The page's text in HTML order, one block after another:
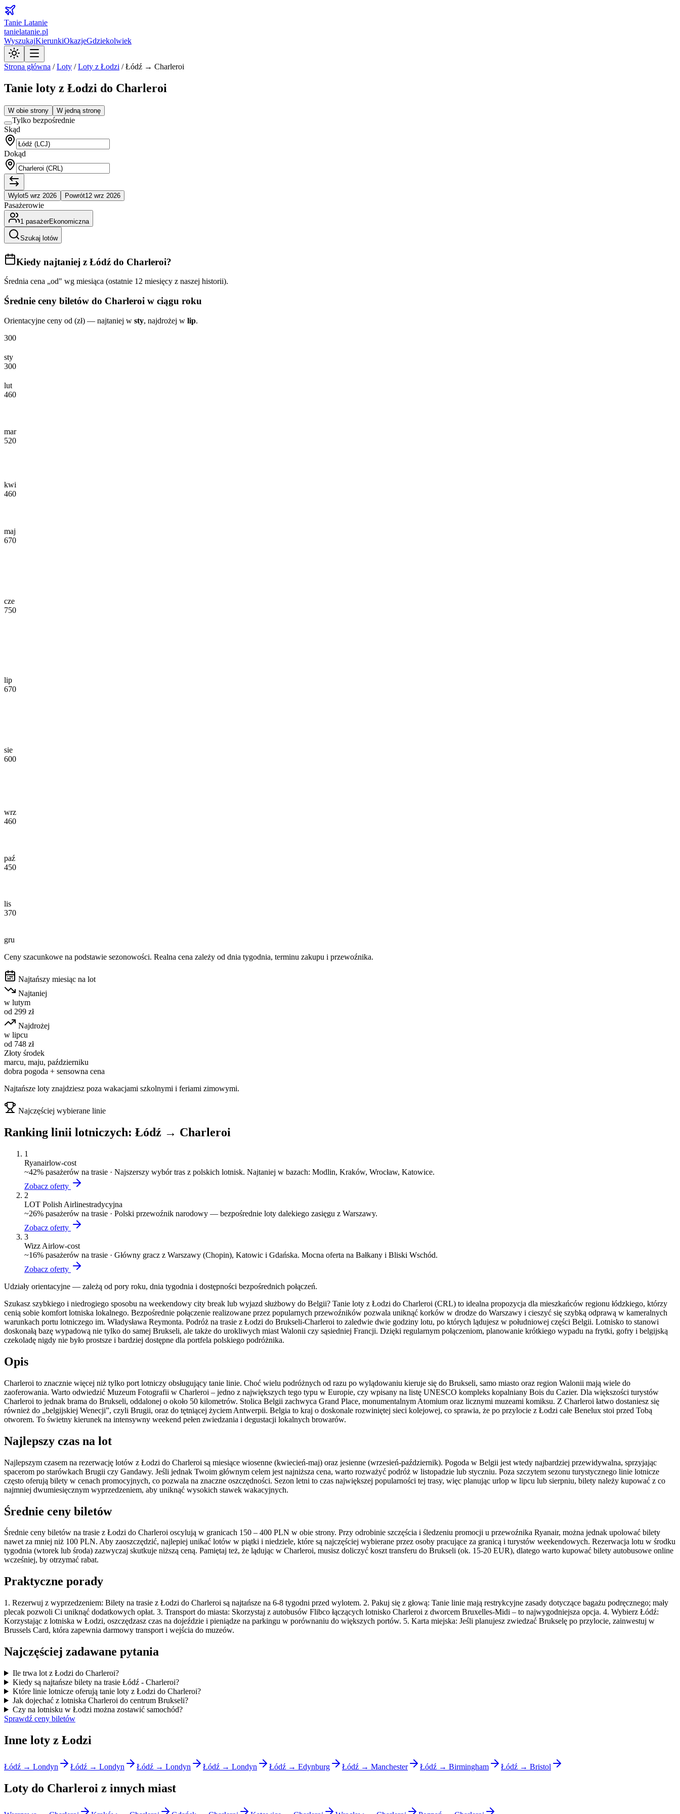
Tanie Latanie
tanielatanie.pl
WyszukajKierunkiOkazjeGdziekolwiek
Strona główna /Loty /Loty z Łodzi /Łódź → Charleroi
Tanie loty z Łodzi do Charleroi
W obie strony W jedną stronę
Tylko bezpośrednie
Skąd
Dokąd
Wylot5 wrz 2026 Powrót12 wrz 2026
Pasażerowie
1 pasażerEkonomiczna
Szukaj lotów
Kiedy najtaniej z Łódź do Charleroi?
Średnia cena „od" wg miesiąca (ostatnie 12 miesięcy z naszej historii).
Średnie ceny biletów do Charleroi w ciągu roku
Orientacyjne ceny od (zł) — najtaniej w sty, najdrożej w lip.
300
sty
300
lut
460
mar
520
kwi
460
maj
670
cze
750
lip
670
sie
600
wrz
460
paź
450
lis
370
gru
Ceny szacunkowe na podstawie sezonowości. Realna cena zależy od dnia tygodnia, terminu zakupu i przewoźnika.
Najtańszy miesiąc na lot
Najtaniej
w lutym
od 299 zł
Najdrożej
w lipcu
od 748 zł
Złoty środek
marcu, maju, październiku
dobra pogoda + sensowna cena
Najtańsze loty znajdziesz poza wakacjami szkolnymi i feriami zimowymi.
Najczęściej wybierane linie
Ranking linii lotniczych: Łódź → Charleroi
1
Ryanairlow-cost
~42% pasażerów na trasie · Najszerszy wybór tras z polskich lotnisk. Najtaniej w bazach: Modlin, Kraków, Wrocław, Katowice.
Zobacz oferty
2
LOT Polish Airlinestradycyjna
~26% pasażerów na trasie · Polski przewoźnik narodowy — bezpośrednie loty dalekiego zasięgu z Warszawy.
Zobacz oferty
3
Wizz Airlow-cost
~16% pasażerów na trasie · Główny gracz z Warszawy (Chopin), Katowic i Gdańska. Mocna oferta na Bałkany i Bliski Wschód.
Zobacz oferty
Udziały orientacyjne — zależą od pory roku, dnia tygodnia i dostępności bezpośrednich połączeń.
Szukasz szybkiego i niedrogiego sposobu na weekendowy city break lub wyjazd służbowy do Belgii? Tanie loty z Łodzi do Charleroi (CRL) to idealna propozycja dla mieszkańców regionu łódzkiego, którzy
cenią sobie komfort lotniska lokalnego. Bezpośrednie połączenie realizowane przez popularnych przewoźników pozwala uniknąć korków w drodze do Warszawy i cieszyć się szybką odprawą w kameralnych
warunkach portu lotniczego im. Władysława Reymonta. Podróż na trasie z Łodzi do Brukseli-Charleroi to zaledwie dwie godziny lotu, po których lądujesz w południowej części Belgii. Lotnisko to stanowi
doskonałą bazę wypadową nie tylko do samej Brukseli, ale także do urokliwych miast Walonii czy sąsiedniej Francji. Dzięki regularnym połączeniom, planowanie krótkiego wypadu na frytki, gofry i belgijską
czekoladę nigdy nie było prostsze i bardziej dostępne dla portfela polskiego podróżnika.
Opis
Charleroi to znacznie więcej niż tylko port lotniczy obsługujący tanie linie. Choć wielu podróżnych od razu po wylądowaniu kieruje się do Brukseli, samo miasto oraz region Walonii mają wiele do
zaoferowania. Warto odwiedzić Muzeum Fotografii w Charleroi – jedno z największych tego typu w Europie, czy wpisany na listę UNESCO kompleks kopalniany Bois du Cazier. Dla większości turystów
Charleroi to jednak brama do Brukseli, oddalonej o około 50 kilometrów. Stolica Belgii zachwyca Grand Place, monumentalnym Atomium oraz licznymi muzeami komiksu. Z Charleroi łatwo dostaniesz się
również do „belgijskiej Wenecji”, czyli Brugii, oraz do tętniącej życiem Antwerpii. Belgia to kraj o doskonale rozwiniętej sieci kolejowej, co sprawia, że po przylocie z Łodzi całe Benelux stoi przed Tobą
otworem. To świetny kierunek na intensywny weekend pełen zwiedzania i degustacji lokalnych browarów.
Najlepszy czas na lot
Najlepszym czasem na rezerwację lotów z Łodzi do Charleroi są miesiące wiosenne (kwiecień-maj) oraz jesienne (wrzesień-październik). Pogoda w Belgii jest wtedy najbardziej przewidywalna, sprzyjając
spacerom po starówkach Brugii czy Gandawy. Jeśli jednak Twoim głównym celem jest najniższa cena, warto rozważyć podróż w listopadzie lub styczniu. Poza szczytem sezonu turystycznego linie lotnicze
często oferują bilety w cenach promocyjnych, co pozwala na znaczne oszczędności. Sezon letni to czas największej popularności tej trasy, więc planując urlop w lipcu lub sierpniu, bilety należy kupować z co
najmniej dwumiesięcznym wyprzedzeniem, aby uniknąć wysokich stawek wakacyjnych.
Średnie ceny biletów
Średnie ceny biletów na trasie z Łodzi do Charleroi oscylują w granicach 150 – 400 PLN w obie strony. Przy odrobinie szczęścia i śledzeniu promocji u przewoźnika Ryanair, można jednak upolować bilety
nawet za mniej niż 100 PLN. Aby zaoszczędzić, najlepiej unikać lotów w piątki i niedziele, które są najczęściej wybierane przez osoby pracujące za granicą i turystów weekendowych. Rezerwacja lotu w środku
tygodnia (wtorek lub środa) zazwyczaj skutkuje niższą ceną. Pamiętaj też, że lądując w Charleroi, musisz doliczyć koszt transferu do Brukseli (ok. 15-20 EUR), dlatego warto kupować bilety autobusowe online
wcześniej, by otrzymać rabat.
Praktyczne porady
1. Rezerwuj z wyprzedzeniem: Bilety na trasie z Łodzi do Charleroi są najtańsze na 6-8 tygodni przed wylotem. 2. Pakuj się z głową: Tanie linie mają restrykcyjne zasady dotyczące bagażu podręcznego; mały
plecak pozwoli Ci uniknąć dodatkowych opłat. 3. Transport do miasta: Skorzystaj z autobusów Flibco łączących lotnisko Charleroi z dworcem Bruxelles-Midi – to najwygodniejsza opcja. 4. Wybierz Łódź:
Korzystając z lotniska w Łodzi, oszczędzasz czas na dojeździe i pieniądze na parkingu w porównaniu do większych portów. 5. Karta miejska: Jeśli planujesz zwiedzać Brukselę po przylocie, zainwestuj w
Brussels Card, która zapewnia darmowy transport i wejścia do muzeów.
Najczęściej zadawane pytania
Ile trwa lot z Łodzi do Charleroi?
Kiedy są najtańsze bilety na trasie Łódź - Charleroi?
Które linie lotnicze oferują tanie loty z Łodzi do Charleroi?
Jak dojechać z lotniska Charleroi do centrum Brukseli?
Czy na lotnisku w Łodzi można zostawić samochód?
Sprawdź ceny biletów
Inne loty z Łodzi
Łódź → Londyn Łódź → Londyn Łódź → Londyn Łódź → Londyn Łódź → Edynburg Łódź → Manchester Łódź → Birmingham Łódź → Bristol
Loty do Charleroi z innych miast